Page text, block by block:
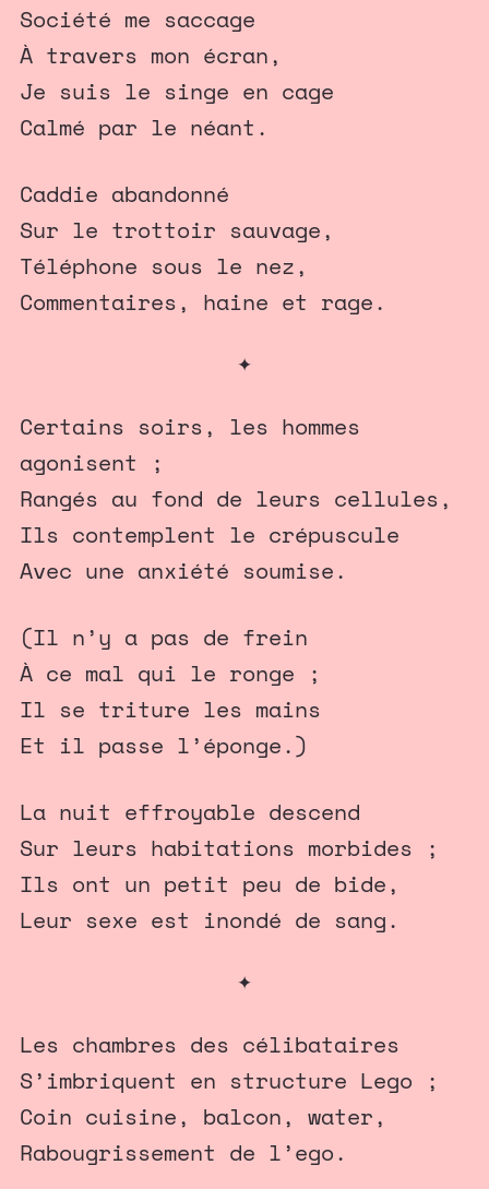
Société me saccage
À travers mon écran,
Je suis le singe en cage
Calmé par le néant.
Caddie abandonné
Sur le trottoir sauvage,
Téléphone sous le nez,
Commentaires, haine et rage.
✦
Certains soirs, les hommes
agonisent ;
Rangés au fond de leurs cellules,
Ils contemplent le crépuscule
Avec une anxiété soumise.
(Il n’y a pas de frein
À ce mal qui le ronge ;
Il se triture les mains
Et il passe l’éponge.)
La nuit effroyable descend
Sur leurs habitations morbides ;
Ils ont un petit peu de bide,
Leur sexe est inondé de sang.
✦
Les chambres des célibataires
S’imbriquent en structure Lego ;
Coin cuisine, balcon, water,
Rabougrissement de l’ego.